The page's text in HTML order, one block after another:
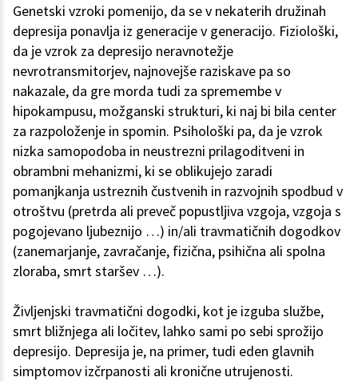
Genetski vzroki pomenijo, da se v nekaterih družinah
depresija ponavlja iz generacije v generacijo. Fiziološki,
da je vzrok za depresijo neravnotežje
nevrotransmitorjev, najnovejše raziskave pa so
nakazale, da gre morda tudi za spremembe v
hipokampusu, možganski strukturi, ki naj bi bila center
za razpoloženje in spomin. Psihološki pa, da je vzrok
nizka samopodoba in neustrezni prilagoditveni in
obrambni mehanizmi, ki se oblikujejo zaradi
pomanjkanja ustreznih čustvenih in razvojnih spodbud v
otroštvu (pretrda ali preveč popustljiva vzgoja, vzgoja s
pogojevano ljubeznijo …) in/ali travmatičnih dogodkov
(zanemarjanje, zavračanje, fizična, psihična ali spolna
zloraba, smrt staršev …).
Življenjski travmatični dogodki, kot je izguba službe,
smrt bližnjega ali ločitev, lahko sami po sebi sprožijo
depresijo. Depresija je, na primer, tudi eden glavnih
simptomov izčrpanosti ali kronične utrujenosti.